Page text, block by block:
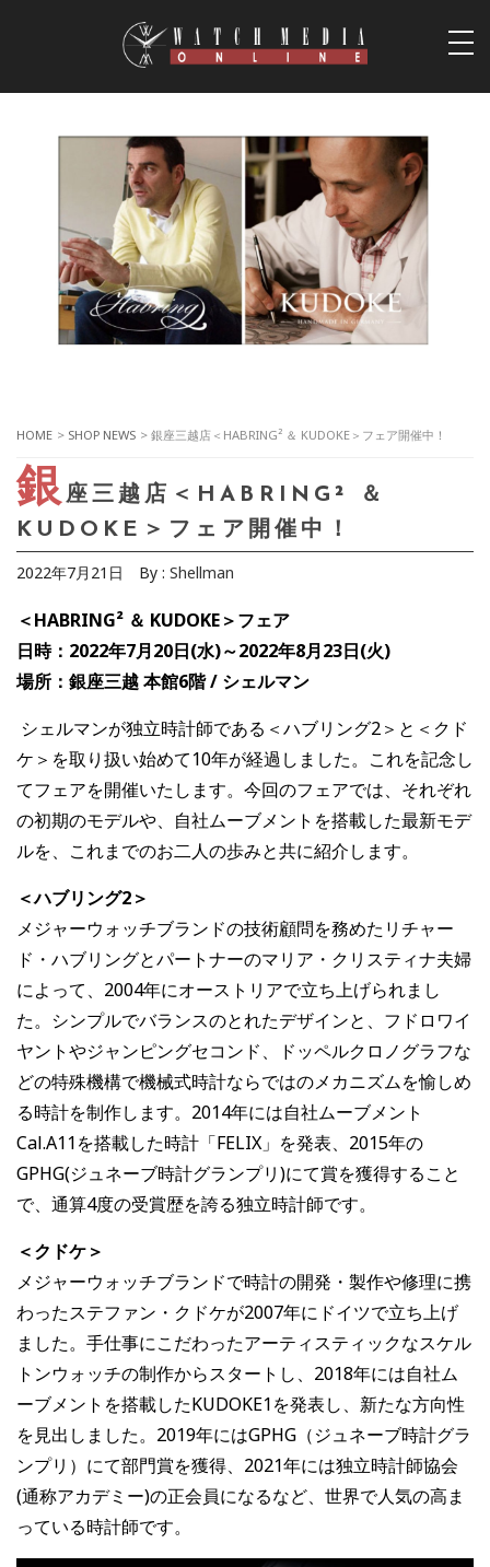
HOME > SHOP NEWS > 銀座三越店＜HABRING² ＆ KUDOKE＞フェア開催中！
銀座三越店＜HABRING² ＆
KUDOKE＞フェア開催中！
2022年7月21日 By : Shellman
＜HABRING² ＆ KUDOKE＞フェア
日時：2022年7月20日(水)～2022年8月23日(火)
場所：銀座三越 本館6階 / シェルマン
シェルマンが独立時計師である＜ハブリング2＞と＜クド
ケ＞を取り扱い始めて10年が経過しました。これを記念し
てフェアを開催いたします。今回のフェアでは、それぞれ
の初期のモデルや、自社ムーブメントを搭載した最新モデ
ルを、これまでのお二人の歩みと共に紹介します。
＜ハブリング2＞
メジャーウォッチブランドの技術顧問を務めたリチャー
ド・ハブリングとパートナーのマリア・クリスティナ夫婦
によって、2004年にオーストリアで立ち上げられまし
た。シンプルでバランスのとれたデザインと、フドロワイ
ヤントやジャンピングセコンド、ドッペルクロノグラフな
どの特殊機構で機械式時計ならではのメカニズムを愉しめ
る時計を制作します。2014年には自社ムーブメント
Cal.A11を搭載した時計「FELIX」を発表、2015年の
GPHG(ジュネーブ時計グランプリ)にて賞を獲得すること
で、通算4度の受賞歴を誇る独立時計師です。
＜クドケ＞
メジャーウォッチブランドで時計の開発・製作や修理に携
わったステファン・クドケが2007年にドイツで立ち上げ
ました。手仕事にこだわったアーティスティックなスケル
トンウォッチの制作からスタートし、2018年には自社ム
ーブメントを搭載したKUDOKE1を発表し、新たな方向性
を見出しました。2019年にはGPHG（ジュネーブ時計グラ
ンプリ）にて部門賞を獲得、2021年には独立時計師協会
(通称アカデミー)の正会員になるなど、世界で人気の高ま
っている時計師です。